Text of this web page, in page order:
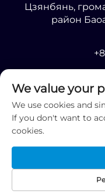
Цзянбянь,
район
Авторське
Optoelectronics Co.,
We value your
We use cookies and
If you don't want to
cookies.